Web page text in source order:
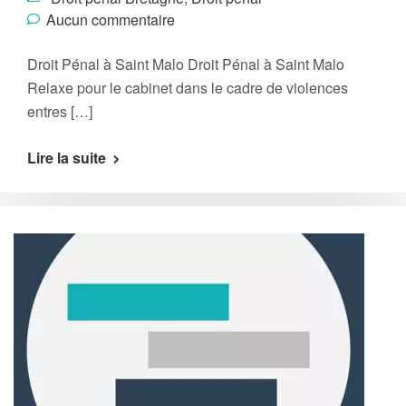
Aucun commentaire
Droit Pénal à Saint Malo Droit Pénal à Saint Malo
Relaxe pour le cabinet dans le cadre de violences
entres […]
Lire la suite